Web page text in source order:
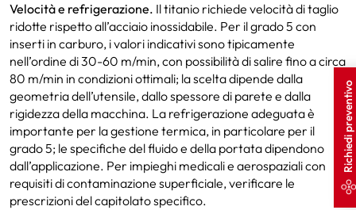
Richiedi preventivo
Velocità e refrigerazione. Il titanio richiede velocità di taglio
ridotte rispetto all’acciaio inossidabile. Per il grado 5 con
inserti in carburo, i valori indicativi sono tipicamente
nell’ordine di 30-60 m/min, con possibilità di salire fino a circa
80 m/min in condizioni ottimali; la scelta dipende dalla
geometria dell’utensile, dallo spessore di parete e dalla
rigidezza della macchina. La refrigerazione adeguata è
importante per la gestione termica, in particolare per il
grado 5; le specifiche del fluido e della portata dipendono
dall’applicazione. Per impieghi medicali e aerospaziali con
requisiti di contaminazione superficiale, verificare le
prescrizioni del capitolato specifico.